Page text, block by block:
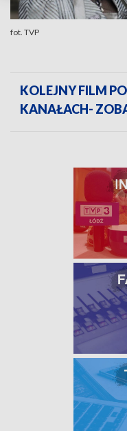
fot. TVP
KOLEJNY FILM
KANAŁACH-